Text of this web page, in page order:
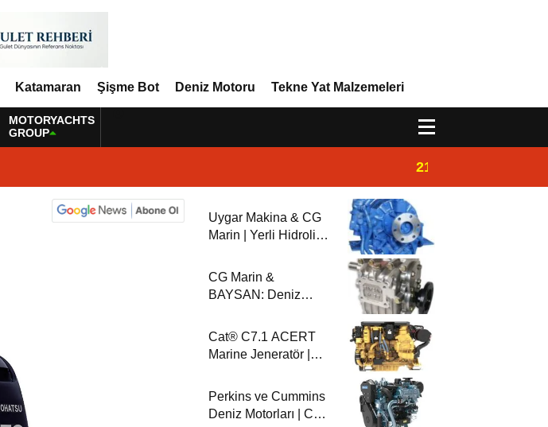
Katamaran Şişme Bot Deniz Motoru Tekne Yat Malzemeleri
MOTORYACHTS
GROUP
21:02
Uygar Makina & CG
Marin | Yerli Hidrolik
ve Deniz Motorları
CG Marin &
BAYSAN: Deniz
Sistemlerinde
Güvenilir Ortaklık
Cat® C7.1 ACERT
Marine Jeneratör |
Marin
Perkins ve Cummins
Deniz Motorları | CG